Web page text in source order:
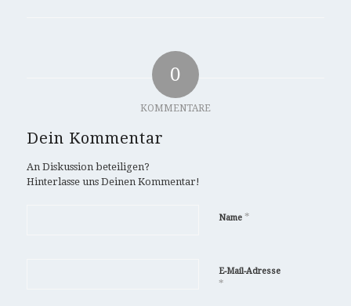
0
KOMMENTARE
Dein Kommentar
An Diskussion beteiligen?
Hinterlasse uns Deinen Kommentar!
Name *
E-Mail-Adresse
*